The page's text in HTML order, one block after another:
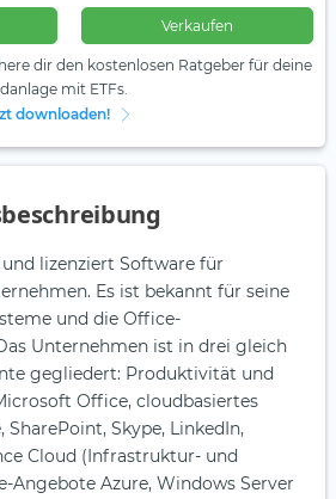
Verkaufen
dir den kostenlosen Ratgeber für deine
mit ETFs.
downloaden!
lizenziert Software für
Es ist bekannt für seine
und die Office-
Unternehmen ist in drei gleich
gegliedert: Produktivität und
Office, cloudbasiertes
SharePoint, Skype, LinkedIn,
Cloud (Infrastruktur- und
Angebote Azure, Windows Server